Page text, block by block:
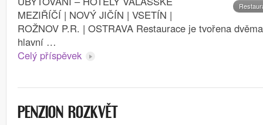
MEZIŘÍČÍ | NOVÝ JIČÍN | VSETÍN |
ROŽNOV P.R. | OSTRAVA Restaurace je tvořena
hlavní …
Celý příspěvek
PENZION ROZKVĚT